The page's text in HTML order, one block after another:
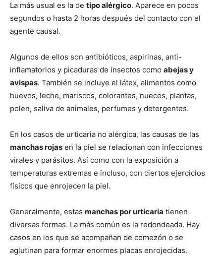
La más usual es la de tipo alérgico. Aparece en pocos
segundos o hasta 2 horas después del contacto con el
agente causal.
Algunos de ellos son antibióticos, aspirinas, anti-
inflamatorios y picaduras de insectos como abejas y
avispas. También se incluye el látex, alimentos como
huevos, leche, mariscos, colorantes, nueces, plantas,
polen, saliva de animales, perfumes y detergentes.
En los casos de urticaria no alérgica, las causas de las
manchas rojas en la piel se relacionan con infecciones
virales y parásitos. Así como con la exposición a
temperaturas extremas e incluso, con ciertos ejercicios
físicos que enrojecen la piel.
Generalmente, estas manchas por urticaria tienen
diversas formas. La más común es la redondeada. Hay
casos en los que se acompañan de comezón o se
aglutinan para formar enormes placas enrojecidas.